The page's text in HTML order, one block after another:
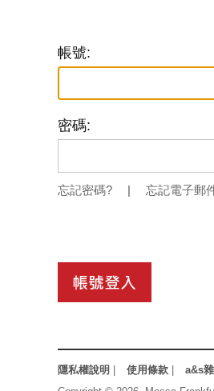
帳號:
密碼:
忘記密碼? | 忘記電子郵
隱私權說明 使用條款 a&s